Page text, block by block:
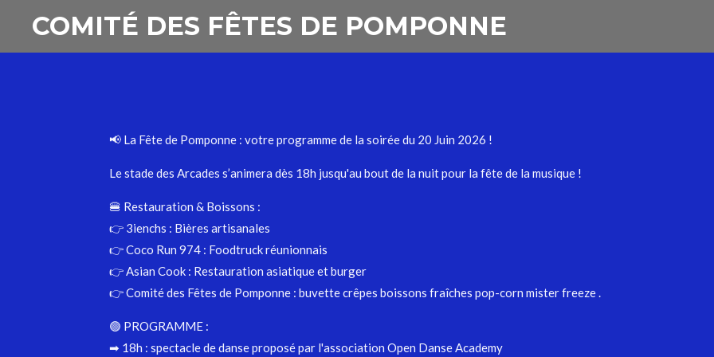
PasserCOMITÉ DES FÊTES DE POMPONNE
📢 La Fête de Pomponne : votre programme de la soirée du 20 Juin 2026 !
Le stade des Arcades s’animera dès 18h jusqu'au bout de la nuit pour la fête de la musique !
🍔 Restauration & Boissons :
👉 3ienchs : Bières artisanales
👉 Coco Run 974 : Foodtruck réunionnais
👉 Asian Cook : Restauration asiatique et burger
👉 Comité des Fêtes de Pomponne : buvette crêpes boissons fraîches pop-corn mister freeze .
🟢 PROGRAMME :
➡ 18h : spectacle de danse proposé par l'association Open Danse Academy